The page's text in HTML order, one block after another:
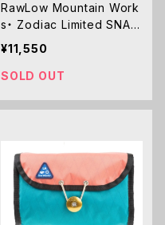
RawLow Mountain Work
s・ Zodiac Limited SNAK
¥11,550
SOLD OUT